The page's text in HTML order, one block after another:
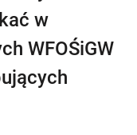
w
WFOŚiGW